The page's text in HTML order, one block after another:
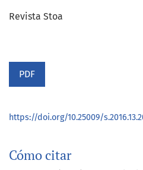
Revista Stoa
PDF
Cómo citar
https://doi.org/10.25009/